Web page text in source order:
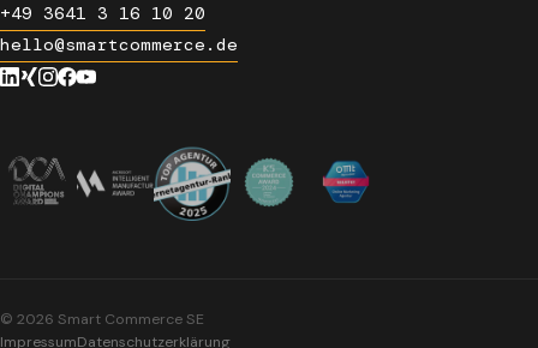
+49 3641 3 16 10 20
hello@smartcommerce.de
© 2026 Smart Commerce SE
ImpressumDatenschutzerklärung